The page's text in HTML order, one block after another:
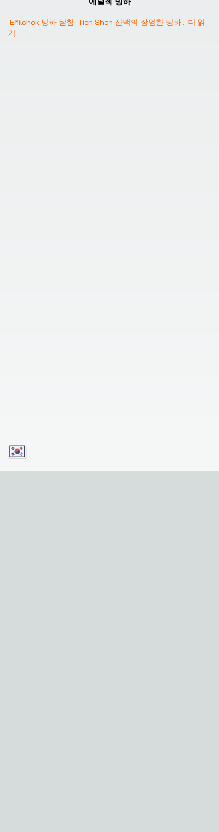
Eñilchek 빙하 탐험: Tien Shan 산맥의 장엄한 빙하... 더 읽
기